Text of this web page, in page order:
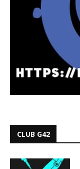
CLUB G42